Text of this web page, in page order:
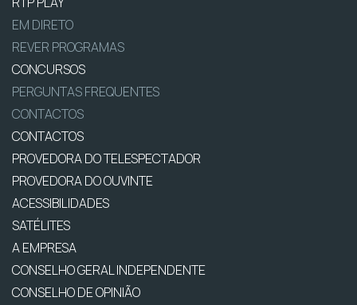
EM DIRETO
REVER PROGRAMAS
CONCURSOS
PERGUNTAS FREQUENTES
CONTACTOS
CONTACTOS
PROVEDORA DO TELESPECTADOR
PROVEDORA DO OUVINTE
ACESSIBILIDADES
SATÉLITES
A EMPRESA
CONSELHO GERAL INDEPENDENTE
CONSELHO DE OPINIÃO